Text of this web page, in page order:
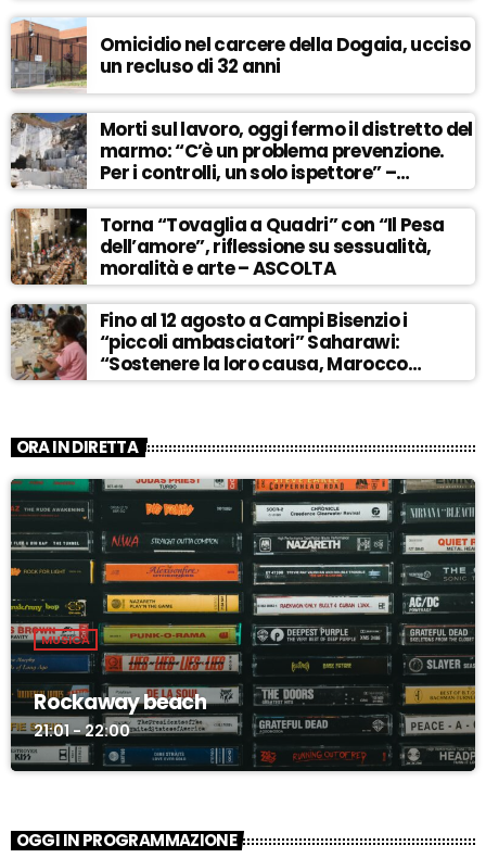
Omicidio nel carcere della Dogaia, ucciso
un recluso di 32 anni
Morti sul lavoro, oggi fermo il distretto del
marmo: “C’è un problema prevenzione.
Per i controlli, un solo ispettore” –
ASCOLTA
Torna “Tovaglia a Quadri” con “Il Pesa
dell’amore”, riflessione su sessualità,
moralità e arte – ASCOLTA
Fino al 12 agosto a Campi Bisenzio i
“piccoli ambasciatori” Saharawi:
“Sostenere la loro causa, Marocco
sempre più invadente” – ASCOLTA
ORA IN DIRETTA
MUSICA
Rockaway beach
21:01 - 22:00
OGGI IN PROGRAMMAZIONE